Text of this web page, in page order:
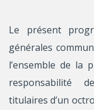
Le présent
générales
l’ensemble de la
responsabilité
titulaires d’un